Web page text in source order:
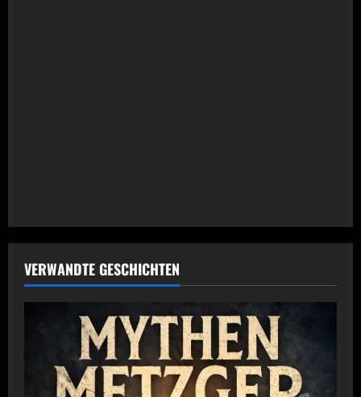
n
VERWANDTE GESCHICHTEN